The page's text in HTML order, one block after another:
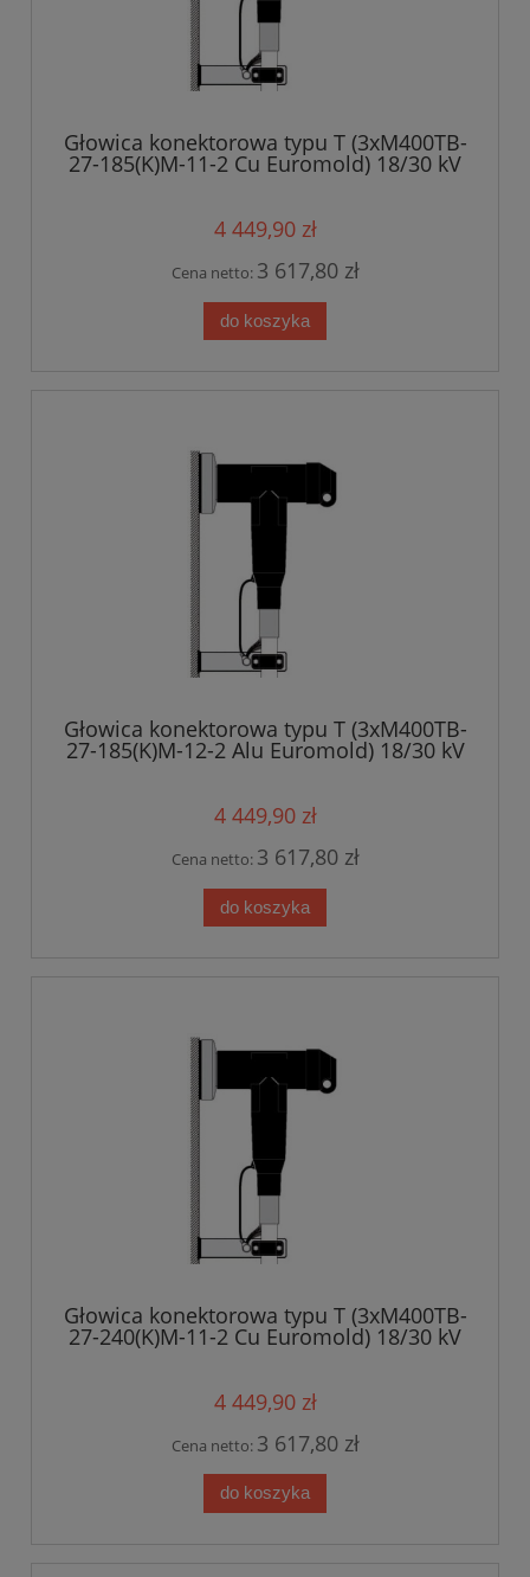
Głowica konektorowa typu T (3xM400TB-
27-185(K)M-11-2 Cu Euromold) 18/30 kV
4 449,90 zł
Cena netto: 3 617,80 zł
do koszyka
Głowica konektorowa typu T (3xM400TB-
27-185(K)M-12-2 Alu Euromold) 18/30 kV
4 449,90 zł
Cena netto: 3 617,80 zł
do koszyka
Głowica konektorowa typu T (3xM400TB-
27-240(K)M-11-2 Cu Euromold) 18/30 kV
4 449,90 zł
Cena netto: 3 617,80 zł
do koszyka